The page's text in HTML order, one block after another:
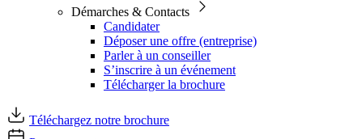
Démarches & Contacts
Candidater
Déposer une offre (entreprise)
Parler à un conseiller
S’inscrire à un événement
Télécharger la brochure
Téléchargez notre brochure